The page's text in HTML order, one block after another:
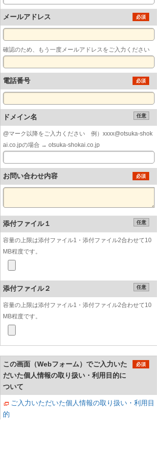
メールアドレス 必須
確認のため、もう一度メールアドレスをご入力ください
電話番号 必須
ドメイン名 任意
@マーク以降をご入力ください 例）xxxx@otsuka-shok
ai.co.jpの場合 → otsuka-shokai.co.jp
お問い合わせ内容 必須
添付ファイル１ 任意
容量の上限は添付ファイル1・添付ファイル2合わせて10
MB程度です。
添付ファイル２ 任意
容量の上限は添付ファイル1・添付ファイル2合わせて10
MB程度です。
この画面（Webフォーム）でご入力いた
だいた個人情報の取り扱い・利用目的に
ついて
必須
ご入力いただいた個人情報の取り扱い・利用目
的